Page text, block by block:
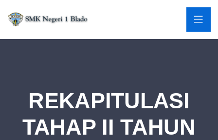
REKAPITULASI
TAHAP II TAHUN